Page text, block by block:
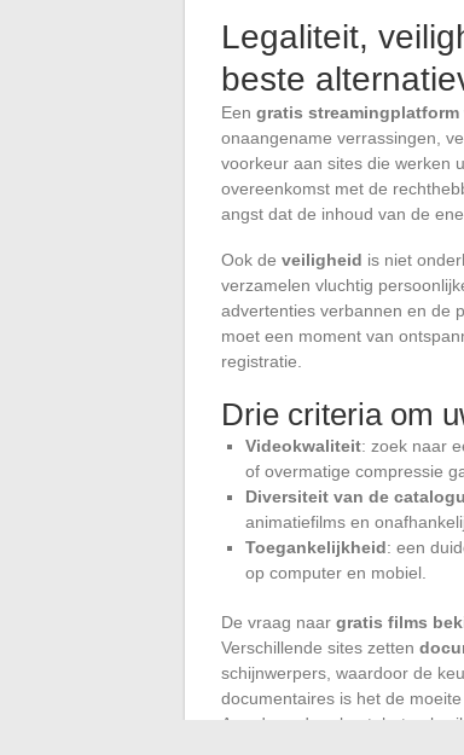
Legaliteit,
beste
Een gratis streamingplatform
onaangename verrassingen,
voorkeur aan sites die werken
overeenkomst met de
angst dat de inhoud van de
Ook de veiligheid is niet
verzamelen vluchtig
advertenties verbannen en de
moet een moment van
registratie.
Drie criteria om
Videokwaliteit: zoek naar
of overmatige compressie
Diversiteit van de
animatiefilms en
Toegankelijkheid: een
op computer en mobiel.
De vraag naar gratis films
Verschillende sites zetten
schijnwerpers, waardoor de
documentaires is het de
Aan de andere kant, het